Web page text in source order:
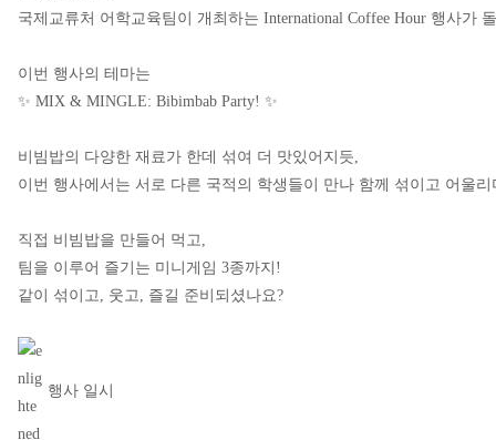
국제교류처 어학교육팀이 개최하는 International Coffee Hour 행사가
이번 행사의 테마는
✨MIX & MINGLE: Bibimbab Party! ✨
비빔밥의 다양한 재료가 한데 섞여 더 맛있어지듯,
이번 행사에서는서로 다른 국적의 학생들이 만나 함께 섞이고 어울
직접 비빔밥을 만들어 먹고,
팀을 이루어 즐기는 미니게임 3종까지!
같이 섞이고, 웃고, 즐길 준비되셨나요?
행사 일시